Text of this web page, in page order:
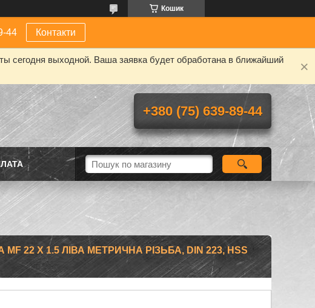
Кошик
44 Контакти
сегодня выходной. Ваша заявка будет обработана в ближайший
+380 (75) 639-89-44
22 X 1.5 ЛІВА МЕТРИЧНА РІЗЬБА, DIN 223, HSS